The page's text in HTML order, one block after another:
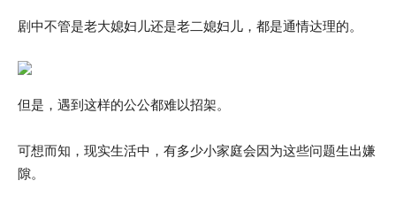
剧中不管是老大媳妇儿还是老二媳妇儿，都是通情达理的。
但是，遇到这样的公公都难以招架。
可想而知，现实生活中，有多少小家庭会因为这些问题生出嫌
隙。